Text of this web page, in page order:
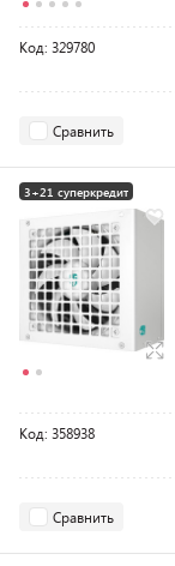
Код: 329780
Сравнить
3+21 суперкредит
Разумная цена
Код: 358938
Сравнить